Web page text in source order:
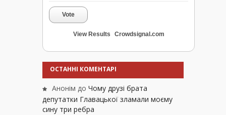
Vote
View Results Crowdsignal.com
ОСТАННІ КОМЕНТАРІ
Анонім до Чому друзі брата
депутатки Главацької зламали моєму
сину три ребра